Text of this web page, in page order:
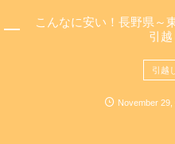
こんなに安い！長野県～
引
引越
November 29,